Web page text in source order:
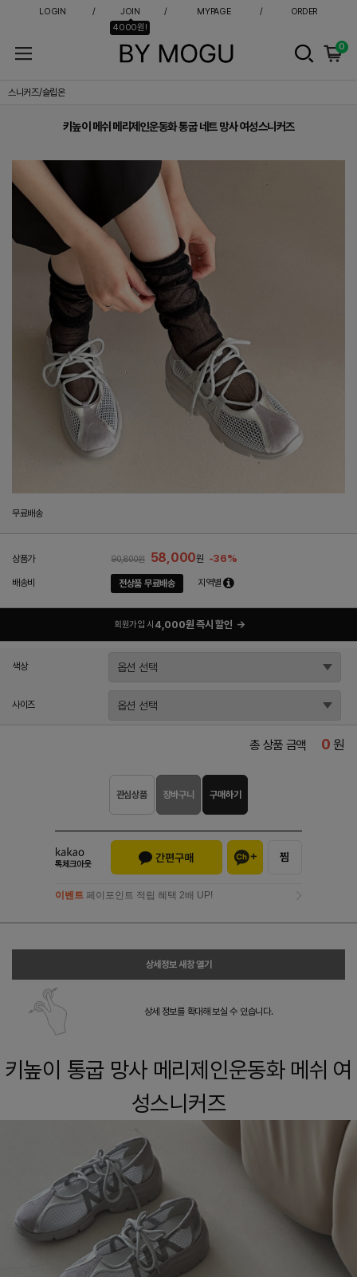
LOGIN
JOIN
4000원!
MYPAGE ORDER
0
키높이 메쉬 메리제인운동화 통굽 네트 망사 여성스니커즈
스니커즈/슬립온
키높이 메쉬 메리제인운동화 통굽 네트 망사 여성스니커즈
무료배송
상품가 90,800원 58,000원 -36%
배송비 전상품 무료배송 지역별
회원가입 시 4,000원 즉시 할인 →
색상
사이즈
총 상품 금액 0 원
관심상품 장바구니 구매하기
이벤트 페이포인트 적립 혜택 2배 UP!
이벤트페이포인트 적립 혜택 2배 UP!
상세정보 새창 열기
상세 정보를 확대해 보실 수 있습니다.
키높이 통굽 망사 메리제인운동화 메쉬 여
성스니커즈